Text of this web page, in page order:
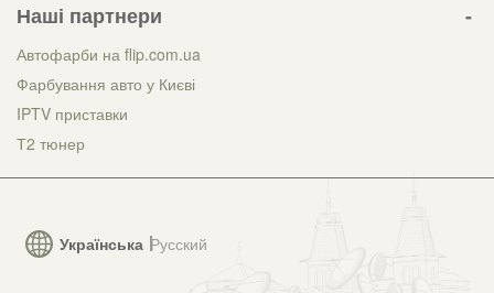
Українська Русский
Наші партнери
Автофарби на flip.com.ua
Фарбування авто у Києві
IPTV приставки
Т2 тюнер